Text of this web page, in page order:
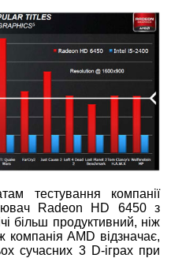
тестування компанії
Radeon HD 6450 з
більш продуктивний, ніж
AMD відзначає,
сучасних 3 D-іграх при